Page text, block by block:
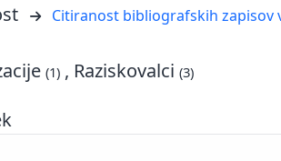
Citiranost bibliografskih zapisov
(1) , Raziskovalci(3)